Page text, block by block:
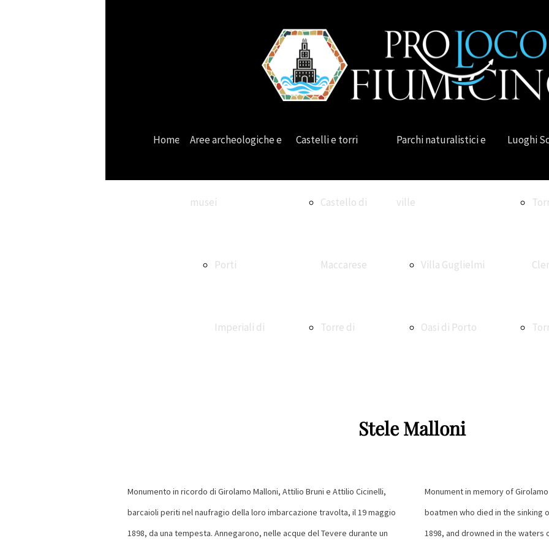
Home Aree archeologiche e
musei
Porti
Imperiali di
Necropoli di
Castelli e torri
Castello di
Maccarese
Torre di
borgo di
Parchi naturalistici e
ville
Villa Guglielmi
Oasi di Porto
Vasche di
Luoghi
La
Stele Malloni
Monumento in ricordo di Girolamo Malloni, Attilio Bruni e Attilio Cicinelli,
barcaioli periti nel naufragio della loro imbarcazione travolta, il 19 maggio
1898, da una tempesta. Annegarono, nelle acque del Tevere durante un
Monument in memory of
boatmen who died in the sinking
1898, and drowned in the